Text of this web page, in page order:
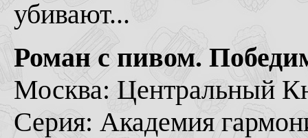
убивают...
Роман с пивом.
Москва: Центральный
Серия: Академия